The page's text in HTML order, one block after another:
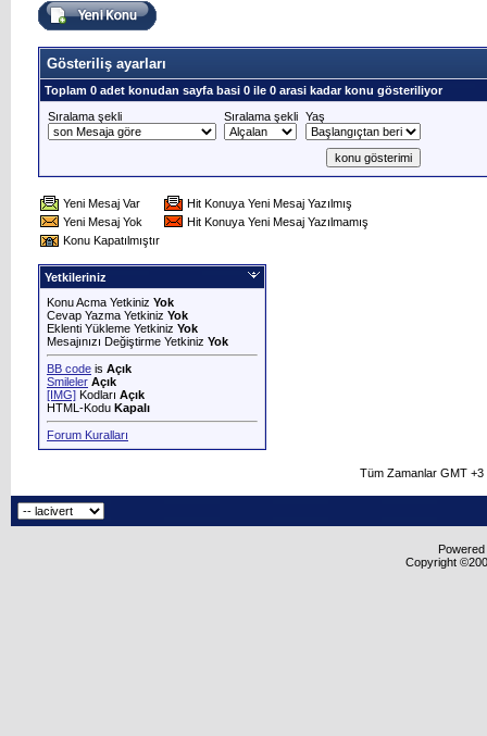
Gösteriliş ayarları
Toplam 0 adet konudan sayfa basi 0 ile 0 arasi kadar konu gösteriliyor
Sıralama şekli
Sıralama şekli Yaş
Yeni Mesaj Var
Hit Konuya Yeni Mesaj Yazılmış
Yeni Mesaj Yok
Hit Konuya Yeni Mesaj Yazılmamış
Konu Kapatılmıştır
Yetkileriniz
Konu Acma Yetkiniz Yok
Cevap Yazma Yetkiniz Yok
Eklenti Yükleme Yetkiniz Yok
Mesajınızı Değiştirme Yetkiniz Yok
BB code is Açık
Smileler Açık
[IMG] Kodları Açık
HTML-Kodu Kapalı
Forum Kuralları
Tüm Zamanlar GMT
Copyright